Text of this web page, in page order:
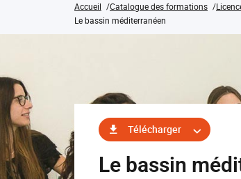
Accueil Catalogue des formations
Le bassin méditerranéen
Télécharger
Le bassin